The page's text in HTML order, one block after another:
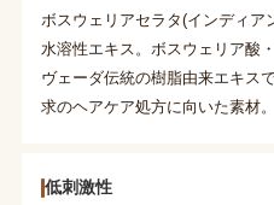
ボスウェリアセラタ(インディア
水溶性エキス。ボスウェリア酸
ヴェーダ伝統の樹脂由来エキス
求のヘアケア処方に向いた素材。
低刺激性